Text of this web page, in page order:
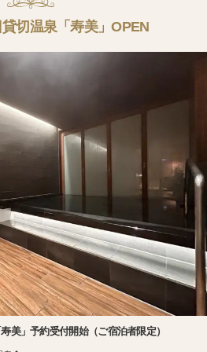
切温泉「寿美」OPEN
美」予約受付開始（ご宿泊者限定）